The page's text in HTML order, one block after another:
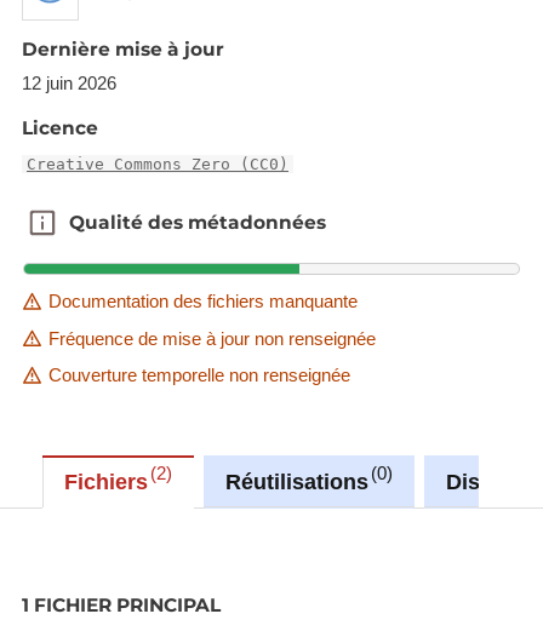
Description copied from
catalog.inspire.geoportail.lu
Dernière mise à jour
12 juin 2026
Licence
Creative Commons Zero (CC0)
Qualité des métadonnées
Qualité des métadonnées
Documentation des fichiers manquante
Fréquence de mise à jour non renseignée
Couverture temporelle non renseignée
Fichiers 2 Réutilisations 0
1 FICHIER PRINCIPAL